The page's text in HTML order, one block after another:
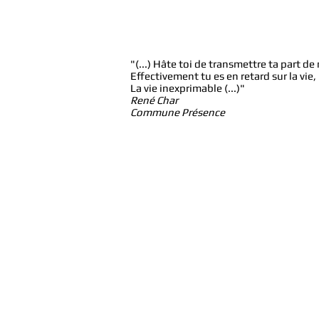
"(...) Hâte toi de transmettre ta part de
Effectivement tu es en retard sur la vie,
La vie inexprimable (...)"
René Char
Commune Présence